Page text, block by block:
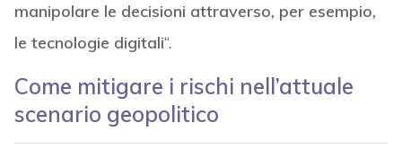
manipolare le decisioni attraverso, per esempio,
le tecnologie digitali“.
Come mitigare i rischi nell’attuale
scenario geopolitico